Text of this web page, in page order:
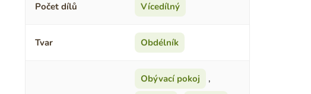
Počet dílů Vícedílný
Tvar Obdélník
Obývací pokoj
,